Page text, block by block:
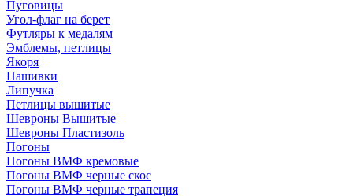
Пуговицы
Угол-флаг на берет
Футляры к медалям
Эмблемы, петлицы
Якоря
Нашивки
Липучка
Петлицы вышитые
Шевроны Вышитые
Шевроны Пластизоль
Погоны
Погоны ВМФ кремовые
Погоны ВМФ черные скос
Погоны ВМФ черные трапеция